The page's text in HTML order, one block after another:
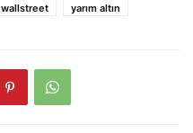
wallstreet yarım altın